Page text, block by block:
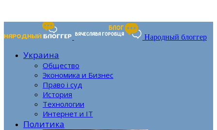
Народный блоггер
Украина
Общество
Экономика и Бизнес
Право і суд
История
Технологии
Интернет и IT
Политика